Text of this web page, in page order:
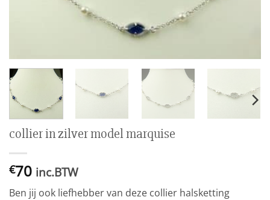
collier in zilver model marquise
€70 inc.BTW
Ben jij ook liefhebber van deze collier halsketting